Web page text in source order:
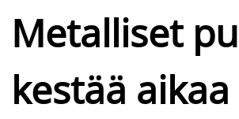
Metalliset
kestää aikaa